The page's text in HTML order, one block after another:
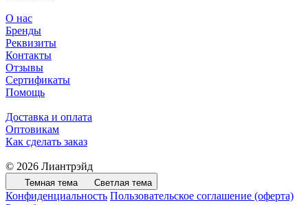
О нас
Бренды
Реквизиты
Контакты
Отзывы
Сертификаты
Помощь
Доставка и оплата
Оптовикам
Как сделать заказ
© 2026 Лиантрэйд
Темная тема Светлая тема
Конфиденциальность Пользовательское соглашение (оферта)